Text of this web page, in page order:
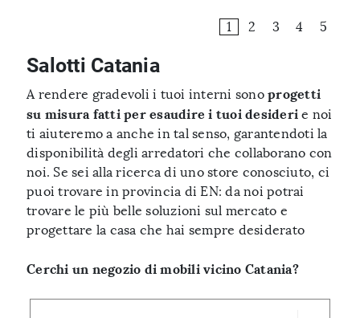
1 2 3 4 5
Salotti Catania
A rendere gradevoli i tuoi interni sonoprogetti
su misura fatti per esaudire i tuoi desideri e noi
ti aiuteremo a anche in tal senso, garantendoti la
disponibilità degli arredatori che collaborano con
noi. Se sei alla ricerca di uno store conosciuto, ci
puoi trovare in provincia di EN: da noi potrai
trovare le più belle soluzioni sul mercato e
progettare la casa che hai sempre desiderato
Cerchi un negozio di mobili vicino Catania?